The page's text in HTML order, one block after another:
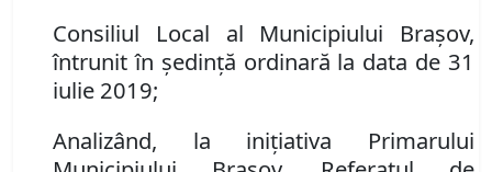
Consiliul Local al Municipiului Brașov,
întrunit în ședință ordinară la data de 31
iulie 2019;
Analizând, la iniţiativa Primarului